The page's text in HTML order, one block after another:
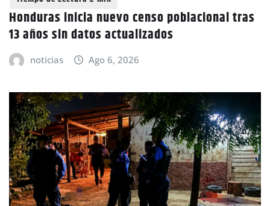
Honduras inicia nuevo censo poblacional tras
13 años sin datos actualizados
noticias Ago 6, 2026